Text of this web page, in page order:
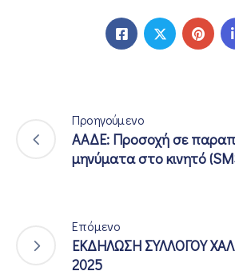
Προηγούμενο
ΑΑΔΕ: Προσοχή σε
μηνύματα στο κινητό
Επόμενο
ΕΚΔΗΛΩΣΗ ΣΥΛΛΟΓΟΥ
2025